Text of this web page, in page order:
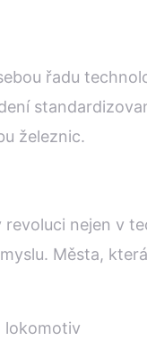
řadu
železnic.
nejen v
Města,
lokomotiv